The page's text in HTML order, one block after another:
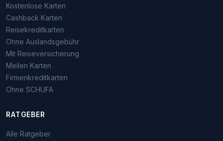
Kostenlose Karten
Cashback Karten
Reisekreditkarten
Ohne Auslandsgebühr
Mit Reiseversicherung
Meilen Karten
Firmenkreditkarten
Ohne SCHUFA
RATGEBER
Alle Ratgeber